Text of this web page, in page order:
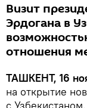
Визит
Эрдогана в
отношения
ТАШКЕНТ, 16
на открытие